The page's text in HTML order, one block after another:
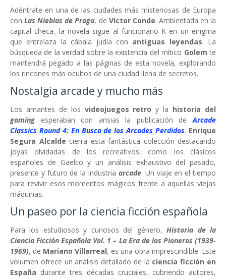
Adéntrate en una de las ciudades más misteriosas de Europa
conLas Nieblas de Praga, de Víctor Conde. Ambientada en la
capital checa, la novela sigue al funcionario K en un enigma
que entrelaza la cábala judía con antiguas leyendas. La
búsqueda de la verdad sobre la existencia del mítico Golem te
mantendrá pegado a las páginas de esta novela, explorando
los rincones más ocultos de una ciudad llena de secretos.
Nostalgia arcade y mucho más
Los amantes de los videojuegos retro y la historia del
gaming esperaban con ansias la publicación deArcade
Classics Round 4: En Busca de los Arcades Perdidos. Enrique
Segura Alcalde cierra esta fantástica colección destacando
joyas olvidadas de los recreativos, como los clásicos
españoles de Gaelco y un análisis exhaustivo del pasado,
presente y futuro de la industria arcade. Un viaje en el tiempo
para revivir esos momentos mágicos frente a aquellas viejas
máquinas.
Un paseo por la ciencia ficción española
Para los estudiosos y curiosos del género,Historia de la
Ciencia Ficción Española Vol. 1 – La Era de los Pioneros (1939-
1969), de Mariano Villarreal, es una obra imprescindible. Este
volumen ofrece un análisis detallado de la ciencia ficción en
España durante tres décadas cruciales, cubriendo autores,